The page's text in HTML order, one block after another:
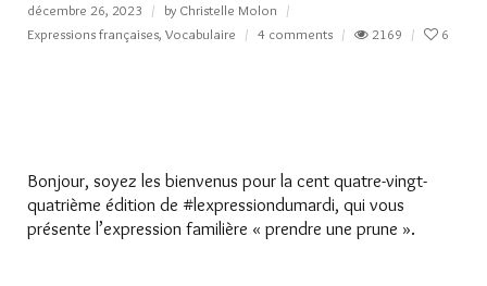
décembre 26, 2023 by Christelle Molon
Expressions françaises, Vocabulaire 4 comments 2169 6
Bonjour, soyez les bienvenus pour la cent quatre-vingt-
quatrième édition de #lexpressiondumardi, qui vous
présente l’expression familière « prendre une prune ».